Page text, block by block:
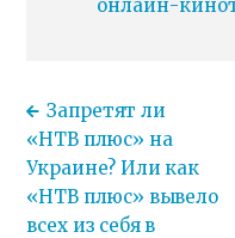
онлайн-
Запретят ли
«НТВ плюс» на
Украине? Или как
«НТВ плюс» вывело
всех из себя в